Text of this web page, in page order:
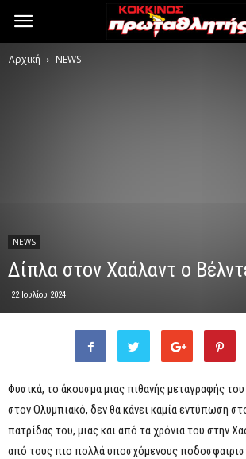
Αρχική NEWS
NEWS
Δίπλα στον Χαάλαντ ο
22 Ιουλίου 2024
Φυσικά, το άκουσμα μιας πιθανής μεταγραφής
στον Ολυμπιακό, δεν θα κάνει καμία εντύπωση
πατρίδας του, μιας και από τα χρόνια του στην
από τους πιο πολλά υποσχόμενους